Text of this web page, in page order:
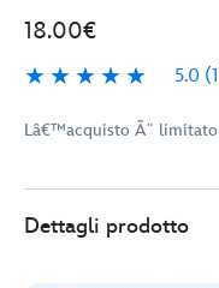
18.00€
5.0
5.0
Lâ€™acquisto Ã¨ limitato
Store
18.00
Dettagli prodotto